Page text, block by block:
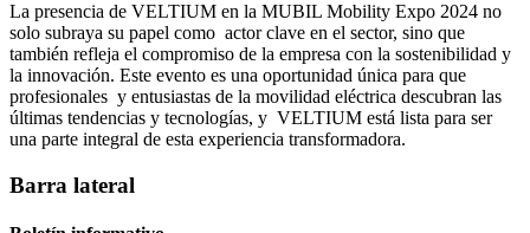
La presencia de VELTIUM en la MUBIL Mobility Expo 2024 no
solo subraya su papel como actor clave en el sector, sino que
también refleja el compromiso de la empresa con la sostenibilidad y
la innovación. Este evento es una oportunidad única para que
profesionales y entusiastas de la movilidad eléctrica descubran las
últimas tendencias y tecnologías, y VELTIUM está lista para ser
una parte integral de esta experiencia transformadora.
Barra lateral